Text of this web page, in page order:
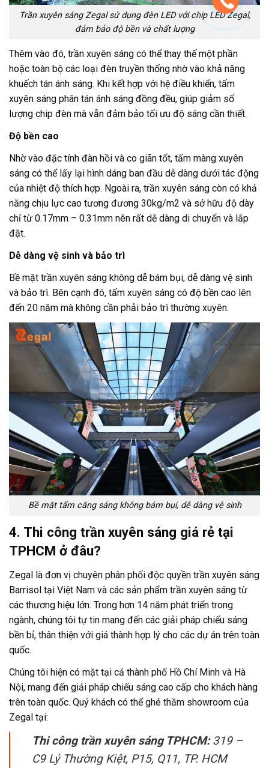
Trần xuyên sáng Zegal sử dụng đèn LED với chip LED Zegal,
đảm bảo độ bền và chất lượng
Thêm vào đó, trần xuyên sáng có thể thay thế một phần
hoặc toàn bộ các loại đèn truyền thống nhờ vào khả năng
khuếch tán ánh sáng. Khi kết hợp với hệ điều khiển, tấm
xuyên sáng phân tán ánh sáng đồng đều, giúp giảm số
lượng chip đèn mà vẫn đảm bảo tối ưu độ sáng cần thiết.
Độ bền cao
Nhờ vào đặc tính đàn hồi và co giãn tốt, tấm màng xuyên
sáng có thể lấy lại hình dáng ban đầu dễ dàng dưới tác động
của nhiệt độ thích hợp. Ngoài ra, trần xuyên sáng còn có khả
năng chịu lực cao tương đương 30kg/m2 và sở hữu độ dày
chỉ từ 0.17mm – 0.31mm nên rất dễ dàng di chuyển và lắp
đặt.
Dễ dàng vệ sinh và bảo trì
Bề mặt trần xuyên sáng không dễ bám bụi, dễ dàng vệ sinh
và bảo trì. Bên cạnh đó, tấm xuyên sáng có độ bền cao lên
đến 20 năm mà không cần phải bảo trì thường xuyên.
Bề mặt tấm căng sáng không bám bụi, dễ dàng vệ sinh
4. Thi công trần xuyên sáng giá rẻ tại
TPHCM ở đâu?
Zegal là đơn vị chuyên phân phối độc quyền trần xuyên sáng
Barrisol tại Việt Nam và các sản phẩm trần xuyên sáng từ
các thương hiệu lớn. Trong hơn 14 năm phát triển trong
ngành, chúng tôi tự tin mang đến các giải pháp chiếu sáng
bền bỉ, thân thiện với giá thành hợp lý cho các dự án trên toàn
quốc.
Chúng tôi hiện có mặt tại cả thành phố Hồ Chí Minh và Hà
Nội, mang đến giải pháp chiếu sáng cao cấp cho khách hàng
trên toàn quốc. Quý khách có thể ghé thăm showroom của
Zegal tại:
Thi công trần xuyên sáng TPHCM:319 –
C9 Lý Thường Kiệt, P15, Q11, TP. HCM